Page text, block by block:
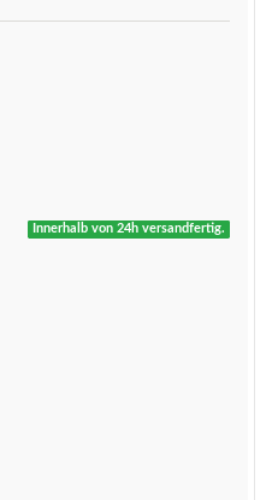
Innerhalb von 24h versandfertig.